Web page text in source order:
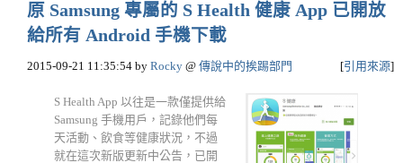
原 Samsung 專屬的 S Health 健康 App 已開放
給所有 Android 手機下載
2015-09-21 11:35:54 by Rocky @ 傳說中的挨踢部門 [引用來源]
S Health App 以往是一款僅提供給
Samsung 手機用戶，記錄他們每
天活動、飲食等健康狀況，不過
就在這次新版更新中公告，已開